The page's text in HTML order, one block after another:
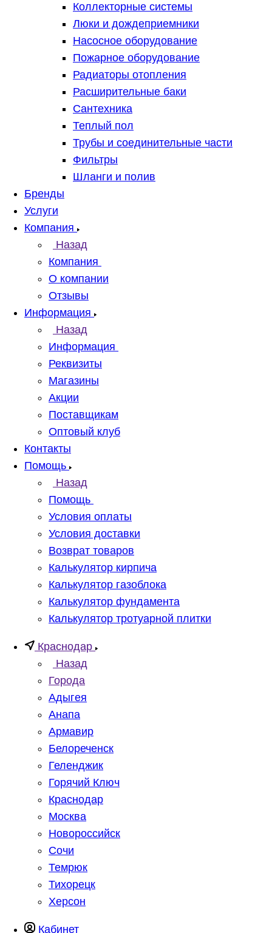
Коллекторные системы
Люки и дождеприемники
Насосное оборудование
Пожарное оборудование
Радиаторы отопления
Расширительные баки
Сантехника
Теплый пол
Трубы и соединительные части
Фильтры
Шланги и полив
Бренды
Услуги
Компания
Назад
Компания
О компании
Отзывы
Информация
Назад
Информация
Реквизиты
Магазины
Акции
Поставщикам
Оптовый клуб
Контакты
Помощь
Назад
Помощь
Условия оплаты
Условия доставки
Возврат товаров
Калькулятор кирпича
Калькулятор газоблока
Калькулятор фундамента
Калькулятор тротуарной плитки
Краснодар
Назад
Города
Адыгея
Анапа
Армавир
Белореченск
Геленджик
Горячий Ключ
Краснодар
Москва
Новороссийск
Сочи
Темрюк
Тихорецк
Херсон
Кабинет